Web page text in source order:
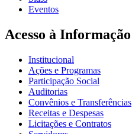
Eventos
Acesso à Informação
Institucional
Ações e Programas
Participação Social
Auditorias
Convênios e Transferências
Receitas e Despesas
Licitações e Contratos